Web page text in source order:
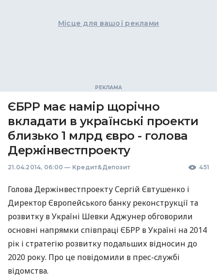
Місце для вашої реклами
ЄБРР має намір щорічно
вкладати в українські проекти
близько 1 млрд євро - голова
Держінвестпроекту
21.04.2014, 06:00 — Кредит&Депозит 451
Голова Держінвестпроекту Сергій Євтушенко і
Директор Європейського банку реконструкції та
розвитку в Україні Шевки Аджунер обговорили
основні напрямки співпраці ЄБРР в Україні на 2014
рік і стратегію розвитку подальших відносин до
2020 року. Про це повідомили в прес-службі
відомства.